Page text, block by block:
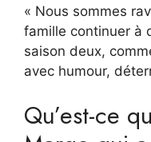
« Nous sommes
famille continuer à
saison deux,
avec humour,
Qu’est-ce